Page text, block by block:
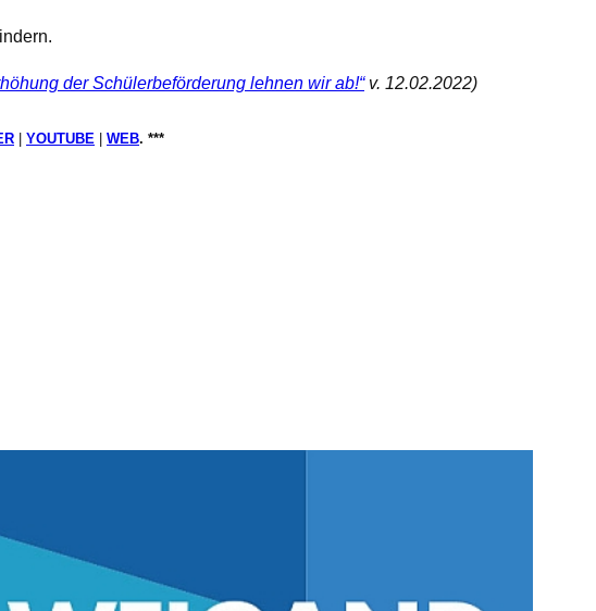
der Schülerbeförderung lehnen wir ab!“v. 12.02.2022)
| YOUTUBE | WEB. ***